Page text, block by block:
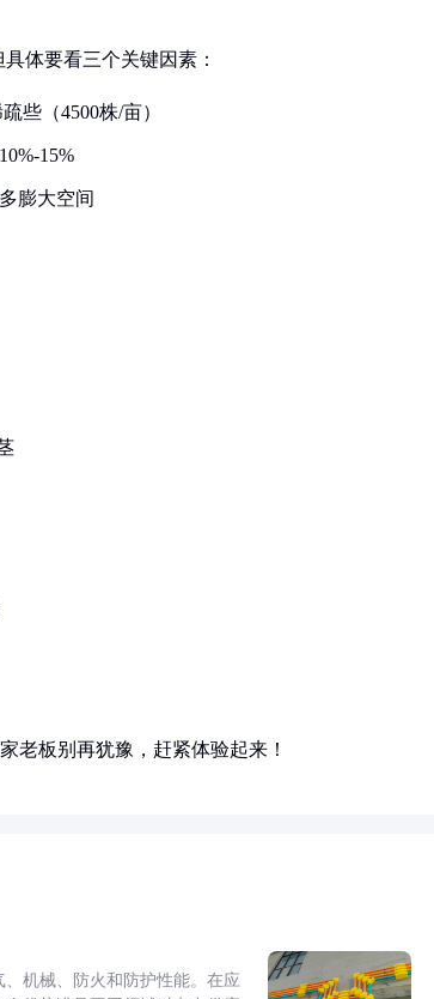
体要看三个关键因素：
些（4500株/亩）
15%
膨大空间
老板别再犹豫，赶紧体验起来！
机械、防火和防护性能。在应